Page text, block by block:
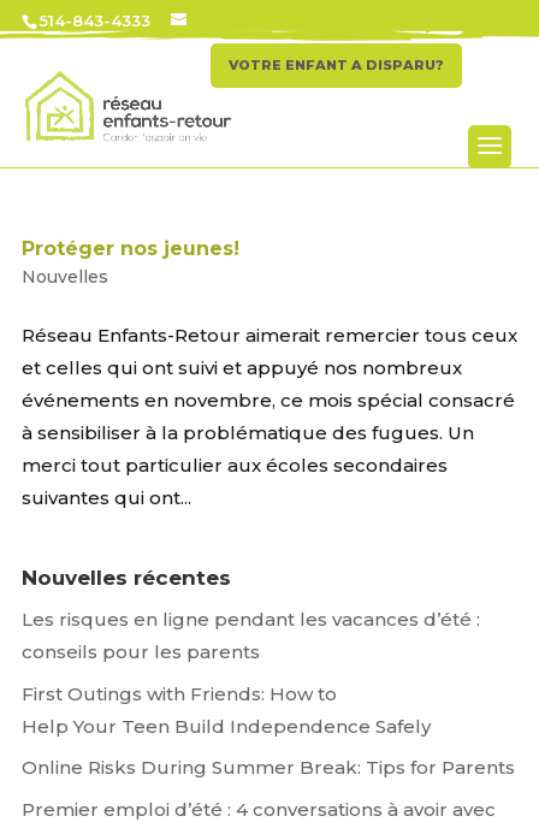
514-843-4333
VOTRE ENFANT A DISPARU?
Protéger nos jeunes!
Nouvelles
Réseau Enfants-Retour aimerait remercier tous ceux
et celles qui ont suivi et appuyé nos nombreux
événements en novembre, ce mois spécial consacré
à sensibiliser à la problématique des fugues. Un
merci tout particulier aux écoles secondaires
suivantes qui ont...
Nouvelles récentes
Les risques en ligne pendant les vacances d’été :
conseils pour les parents
First Outings with Friends: How to
Help Your Teen Build Independence Safely
Online Risks During Summer Break: Tips for Parents
Premier emploi d’été : 4 conversations à avoir avec